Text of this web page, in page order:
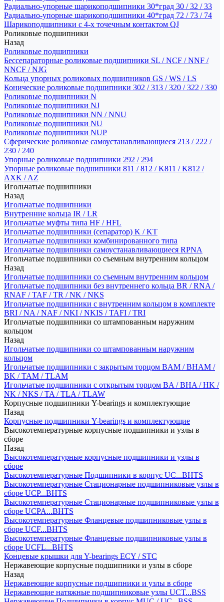
Радиально-упорные шарикоподшипники 30*град 30 / 32 / 33
Радиально-упорные шарикоподшипники 40*град 72 / 73 / 74
Шарикоподшипники с 4-х точечным контактом QJ
Роликовые подшипники
Назад
Роликовые подшипники
Бессепараторные роликовые подшипники SL / NCF / NNF /
NNCF / NJG
Кольца упорных роликовых подшипников GS / WS / LS
Конические роликовые подшипники 302 / 313 / 320 / 322 / 330
Роликовые подшипники N
Роликовые подшипники NJ
Роликовые подшипники NN / NNU
Роликовые подшипники NU
Роликовые подшипники NUP
Сферические роликовые самоустанавливающиеся 213 / 222 /
230 / 240
Упорные роликовые подшипники 292 / 294
Упорные роликовые подшипники 811 / 812 / K811 / K812 /
AXK / AZ
Игольчатые подшипники
Назад
Игольчатые подшипники
Внутренние кольца IR / LR
Игольчатые муфты типа HF / HFL
Игольчатые подшипники (сепаратор) K / KT
Игольчатые подшипники комбинированного типа
Игольчатые подшипники самоустанавливающиеся RPNA
Игольчатые подшипники со съемным внутренним кольцом
Назад
Игольчатые подшипники со съемным внутренним кольцом
Игольчатые подшипники без внутреннего кольца BR / RNA /
RNAF / TAF / TR / NK / NKS
Игольчатые подшипники с внутренним кольцом в комплекте
BRI / NA / NAF / NKI / NKIS / TAFI / TRI
Игольчатые подшипники со штампованным наружним
кольцом
Назад
Игольчатые подшипники со штампованным наружним
кольцом
Игольчатые подшипники с закрытым торцом BAM / BHAM /
BK / TAM / TLAM
Игольчатые подшипники с открытым торцом BA / BHA / HK /
NK / NKS / TA / TLA / TLAW
Корпусные подшипники Y-bearings и комплектующие
Назад
Корпусные подшипники Y-bearings и комплектующие
Высокотемпературные корпусные подшипники и узлы в
сборе
Назад
Высокотемпературные корпусные подшипники и узлы в
сборе
Высокотемпературные Подшипники в корпус UC...BHTS
Высокотемпературные Стационарные подшипниковые узлы в
сборе UCP...BHTS
Высокотемпературные Стационарные подшипниковые узлы в
сборе UCPA...BHTS
Высокотемпературные Фланцевые подшипниковые узлы в
сборе UCF...BHTS
Высокотемпературные Фланцевые подшипниковые узлы в
сборе UCFL...BHTS
Концевые крышки для Y-bearings ECY / STC
Нержавеющие корпусные подшипники и узлы в сборе
Назад
Нержавеющие корпусные подшипники и узлы в сборе
Нержавеющие натяжные подшипниковые узлы UCT...BSS